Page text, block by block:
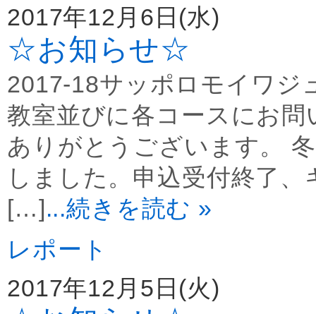
2017年12月6日(水)
☆お知らせ☆
2017-18サッポロモイワジ
教室並びに各コースにお
ありがとうございます。
しました。申込受付終了
[…]...続きを読む »
レポート
2017年12月5日(火)